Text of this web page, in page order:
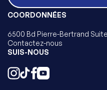
COORDONNÉES
6500 Bd Pierre-Bertrand
Contactez-nous
SUIS-NOUS